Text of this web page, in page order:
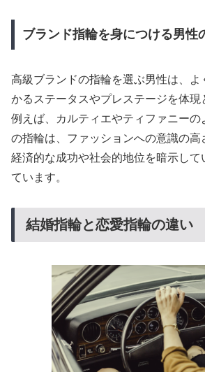
ブランド指輪を身につける男性
高級ブランドの指輪を選ぶ男性は、よ
かるステータスやプレステージを体現
例えば、カルティエやティファニーの
の指輪は、ファッションへの意識の高
経済的な成功や社会的地位を暗示して
ています。
結婚指輪と恋愛指輪の違い